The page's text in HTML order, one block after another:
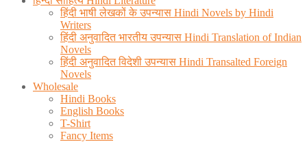
हिंदी भाषी लेखकों के उपन्यास Hindi Novels by Hindi
Writers
हिंदी अनुवादित भारतीय उपन्यास Hindi Translation of Indian
Novels
हिंदी अनुवादित विदेशी उपन्यास Hindi Transalted Foreign
Novels
Wholesale
Hindi Books
English Books
T-Shirt
Fancy Items